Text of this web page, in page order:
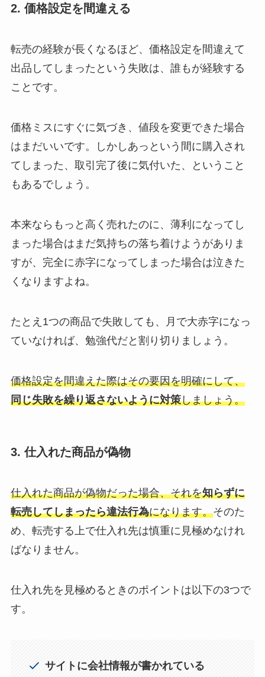
2. 価格設定を間違える
転売の経験が長くなるほど、価格設定を間違えて
出品してしまったという失敗は、誰もが経験する
ことです。
価格ミスにすぐに気づき、値段を変更できた場合
はまだいいです。しかしあっという間に購入され
てしまった、取引完了後に気付いた、ということ
もあるでしょう。
本来ならもっと高く売れたのに、薄利になってし
まった場合はまだ気持ちの落ち着けようがありま
すが、完全に赤字になってしまった場合は泣きた
くなりますよね。
たとえ1つの商品で失敗しても、月で大赤字になっ
ていなければ、勉強代だと割り切りましょう。
価格設定を間違えた際はその要因を明確にして、
同じ失敗を繰り返さないように対策しましょう。
3. 仕入れた商品が偽物
仕入れた商品が偽物だった場合、それを知らずに
転売してしまったら違法行為になります。そのた
め、転売する上で仕入れ先は慎重に見極めなけれ
ばなりません。
仕入れ先を見極めるときのポイントは以下の3つで
す。
サイトに会社情報が書かれている